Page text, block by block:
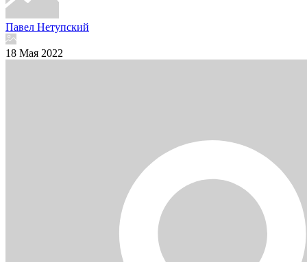
Павел Нетупский
18 Мая 2022